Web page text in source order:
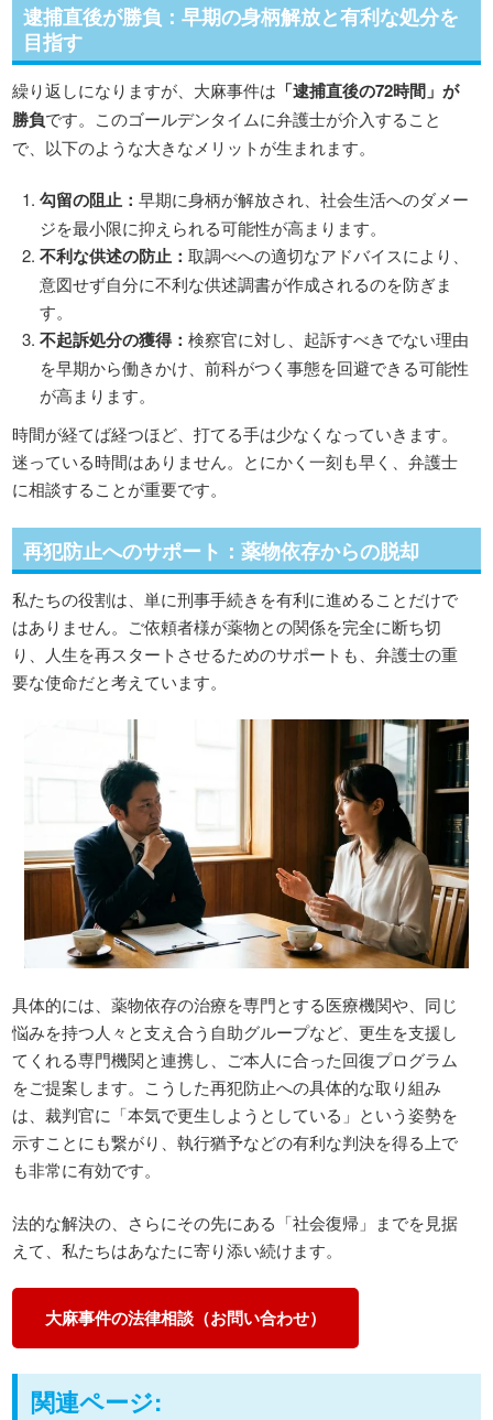
逮捕直後が勝負：早期の身柄解放と有利な処分を
目指す
繰り返しになりますが、大麻事件は 「逮捕直後の72時間」が
勝負です。このゴールデンタイムに弁護士が介入すること
で、以下のような大きなメリットが生まれます。
勾留の阻止：早期に身柄が解放され、社会生活へのダメー
ジを最小限に抑えられる可能性が高まります。
不利な供述の防止：取調べへの適切なアドバイスにより、
意図せず自分に不利な供述調書が作成されるのを防ぎま
す。
不起訴処分の獲得：検察官に対し、起訴すべきでない理由
を早期から働きかけ、前科がつく事態を回避できる可能性
が高まります。
時間が経てば経つほど、打てる手は少なくなっていきます。
迷っている時間はありません。とにかく一刻も早く、弁護士
に相談することが重要です。
再犯防止へのサポート：薬物依存からの脱却
私たちの役割は、単に刑事手続きを有利に進めることだけで
はありません。ご依頼者様が薬物との関係を完全に断ち切
り、人生を再スタートさせるためのサポートも、弁護士の重
要な使命だと考えています。
具体的には、薬物依存の治療を専門とする医療機関や、同じ
悩みを持つ人々と支え合う自助グループなど、更生を支援し
てくれる専門機関と連携し、ご本人に合った回復プログラム
をご提案します。こうした再犯防止への具体的な取り組み
は、裁判官に「本気で更生しようとしている」という姿勢を
示すことにも繋がり、執行猶予などの有利な判決を得る上で
も非常に有効です。
法的な解決の、さらにその先にある「社会復帰」までを見据
えて、私たちはあなたに寄り添い続けます。
大麻事件の法律相談（お問い合わせ）
関連ページ: